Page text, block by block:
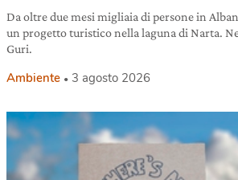
Da oltre due mesi migliaia di persone in
un progetto turistico nella laguna di Narta.
Guri.
Ambiente 3 agosto 2026